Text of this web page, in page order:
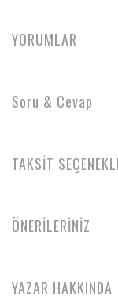
YORUMLAR
Soru & Cevap
TAKSİT
ÖNERİLERİNİZ
YAZAR HAKKINDA